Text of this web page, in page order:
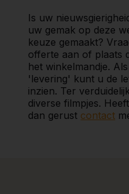
Is uw
uw gemak op deze
keuze gemaakt?
offerte aan of plaats
het winkelmandje.
'levering' kunt u de
inzien. Ter
diverse filmpjes.
dan gerust contact